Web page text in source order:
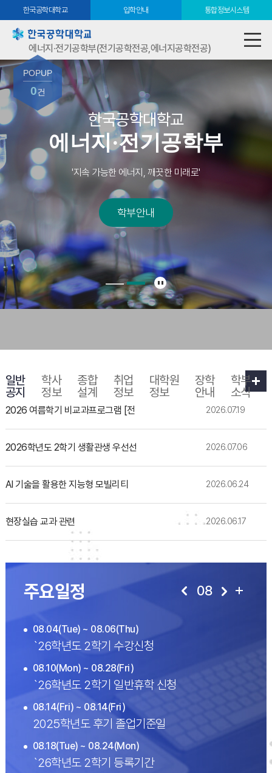
POPUP
0건
한국공학대학교 입학안내 통합정보시스템
에너지·전기공학부(전기공학전공,에너지공학전공)
한국공학대학교
에너지·전기공학부
'지속 가능한 에너지, 깨끗한 미래로'
학부안내
일반
공지
2026 여름학기 비교과프로그램 [전 2026.07.19
2026학년도 2학기 생활관생 우선선 2026.07.06
AI 기술을 활용한 지능형 모빌리티 2026.06.24
현장실습 교과 관련 2026.06.17
[비교과]2026학년도 전공 심화 특
학사
정보
종합
설계
취업
정보
대학원
정보
장학
안내
학부
소식
주요일정 08
08.04(Tue) ~ 08.06(Thu)
`26학년도 2학기 수강신청
08.10(Mon) ~ 08.28(Fri)
`26학년도 2학기 일반휴학 신청
08.14(Fri) ~ 08.14(Fri)
2025학년도 후기 졸업기준일
08.18(Tue) ~ 08.24(Mon)
`26학년도 2학기 등록기간